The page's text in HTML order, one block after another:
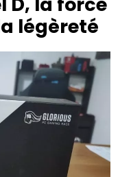
légèreté